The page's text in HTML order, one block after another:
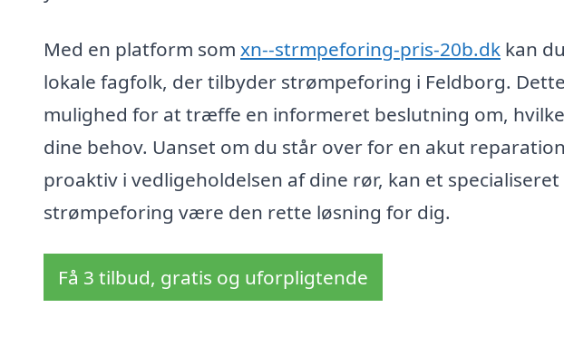
Med en platform som xn--strmpeforing-pris-20b.dk kan
lokale fagfolk, der tilbyder strømpeforing i Feldborg.
mulighed for at træffe en informeret beslutning om,
dine behov. Uanset om du står over for en akut
proaktiv i vedligeholdelsen af dine rør, kan et
strømpeforing være den rette løsning for dig.
Få 3 tilbud, gratis og uforpligtende